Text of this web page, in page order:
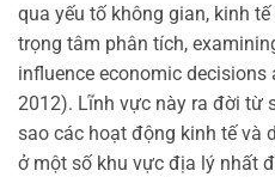
qua yếu tố không gian, kinh
trọng tâm phân tích,
influence economic decisions
2012). Lĩnh vực này ra đời từ
sao các hoạt động kinh tế và
ở một số khu vực địa lý nhất